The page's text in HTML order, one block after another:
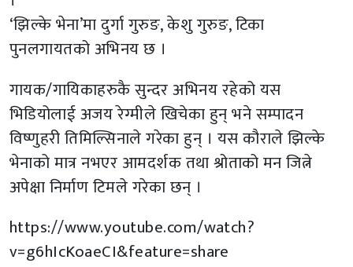
‘झिल्के भेना’मा दुर्गा गुरुङ, केशु गुरुङ, टिका
पुनलगायतको अभिनय छ ।
गायक/गायिकाहरुकै सुन्दर अभिनय रहेको यस
भिडियोलाई अजय रेग्मीले खिचेका हुन् भने सम्पादन
विष्णुहरी तिमिल्सिनाले गरेका हुन् । यस कौराले झिल्के
भेनाको मात्र नभएर आमदर्शक तथा श्रोताको मन जित्ने
अपेक्षा निर्माण टिमले गरेका छन् ।
https://www.youtube.com/watch?
v=g6hIcKoaeCI&feature=share